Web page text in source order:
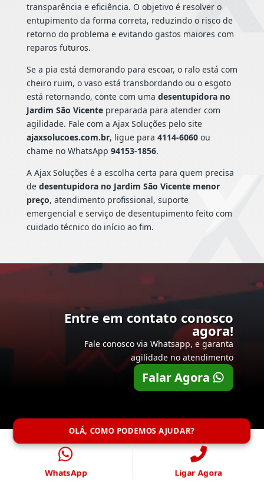
transparência e eficiência. O objetivo é resolver o
entupimento da forma correta, reduzindo o risco de
retorno do problema e evitando gastos maiores com
reparos futuros.
Se a pia está demorando para escoar, o ralo está com
cheiro ruim, o vaso está transbordando ou o esgoto
está retornando, conte com uma desentupidora no
Jardim São Vicentepreparada para atender com
agilidade. Fale com a Ajax Soluções pelo site
ajaxsolucoes.com.br, ligue para 4114-6060ou
chame no WhatsApp 94153-1856.
A Ajax Soluções é a escolha certa para quem precisa
de desentupidora no Jardim São Vicente menor
preço, atendimento profissional, suporte
emergencial e serviço de desentupimento feito com
cuidado técnico do início ao fim.
Entre em contato conosco
agora!
Fale conosco via Whatsapp, e garanta
agilidade no atendimento
Falar Agora
OLÁ, COMO PODEMOS AJUDAR?
WhatsApp Ligar Agora